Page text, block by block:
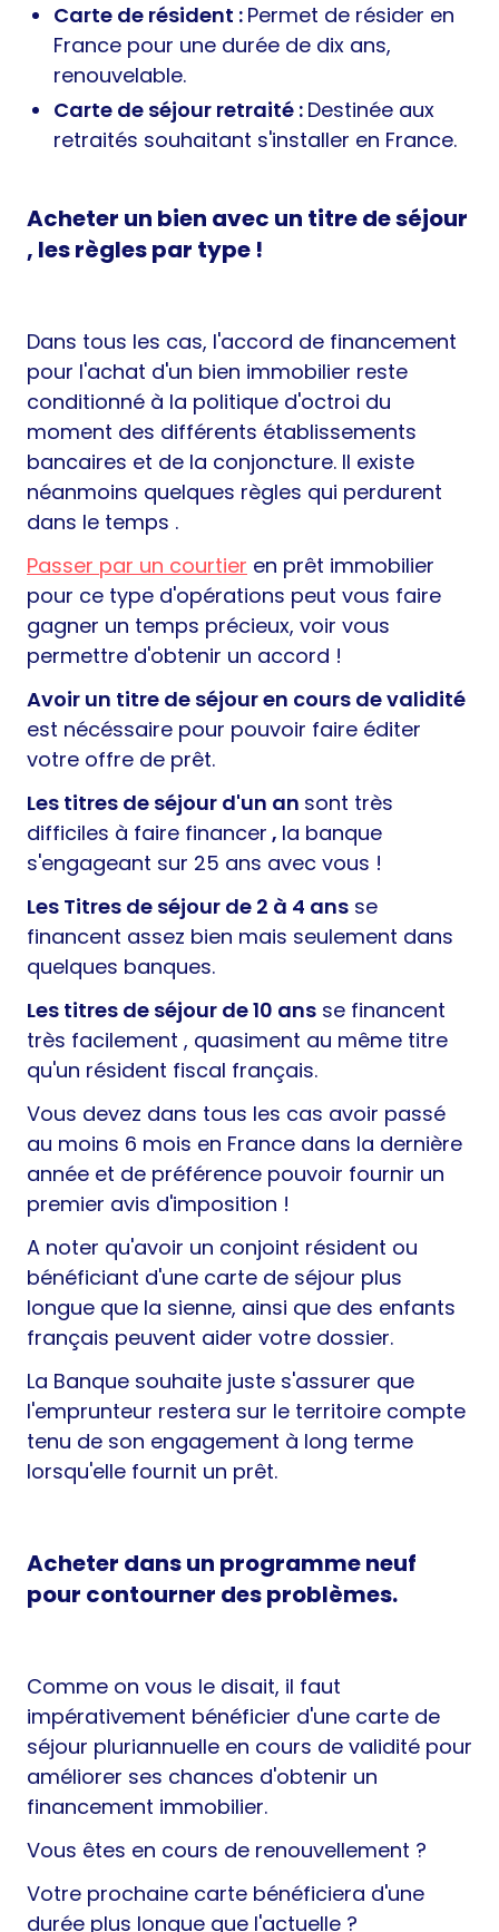
Carte de résident : Permet de résider en
France pour une durée de dix ans,
renouvelable.
Carte de séjour retraité : Destinée aux
retraités souhaitant s'installer en France.
Acheter un bien avec un titre de séjour
, les règles par type !
Dans tous les cas, l'accord de financement
pour l'achat d'un bien immobilier reste
conditionné à la politique d'octroi du
moment des différents établissements
bancaires et de la conjoncture. Il existe
néanmoins quelques règles qui perdurent
dans le temps .
Passer par un courtier en prêt immobilier
pour ce type d'opérations peut vous faire
gagner un temps précieux, voir vous
permettre d'obtenir un accord !
Avoir un titre de séjour en cours de validité
est nécéssaire pour pouvoir faire éditer
votre offre de prêt.
Les titres de séjour d'un an sont très
difficiles à faire financer , la banque
s'engageant sur 25 ans avec vous !
Les Titres de séjour de 2 à 4 ans se
financent assez bien mais seulement dans
quelques banques.
Les titres de séjour de 10 ans se financent
très facilement , quasiment au même titre
qu'un résident fiscal français.
Vous devez dans tous les cas avoir passé
au moins 6 mois en France dans la dernière
année et de préférence pouvoir fournir un
premier avis d'imposition !
A noter qu'avoir un conjoint résident ou
bénéficiant d'une carte de séjour plus
longue que la sienne, ainsi que des enfants
français peuvent aider votre dossier.
La Banque souhaite juste s'assurer que
l'emprunteur restera sur le territoire compte
tenu de son engagement à long terme
lorsqu'elle fournit un prêt.
Acheter dans un programme neuf
pour contourner des problèmes.
Comme on vous le disait, il faut
impérativement bénéficier d'une carte de
séjour pluriannuelle en cours de validité pour
améliorer ses chances d'obtenir un
financement immobilier.
Vous êtes en cours de renouvellement ?
Votre prochaine carte bénéficiera d'une
durée plus longue que l'actuelle ?